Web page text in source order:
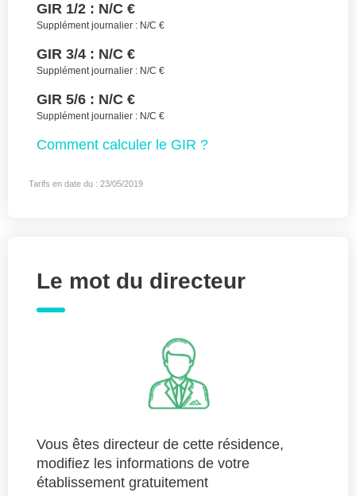
ENVOYER
GIR 1/2 : N/C €
Supplément journalier : N/C €
GIR 3/4 : N/C €
Supplément journalier : N/C €
GIR 5/6 : N/C €
Supplément journalier : N/C €
Comment calculer le GIR ?
Tarifs en date du : 23/05/2019
Le mot du directeur
Vous êtes directeur de cette résidence,
modifiez les informations de votre
établissement gratuitement